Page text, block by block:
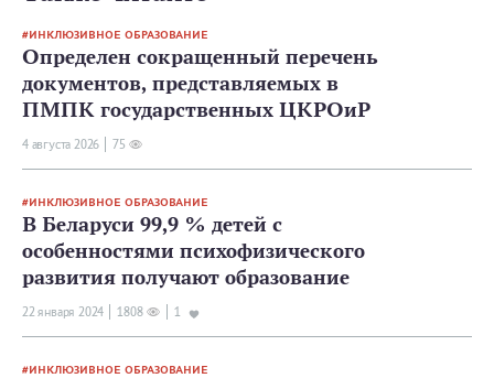
ИНКЛЮЗИВНОЕ ОБРАЗОВАНИЕ
Определен сокращенный перечень
документов, представляемых в
ПМПК государственных ЦКРОиР
4 августа 2026 75
ИНКЛЮЗИВНОЕ ОБРАЗОВАНИЕ
В Беларуси 99,9 % детей с
особенностями психофизического
развития получают образование
22 января 2024 1808 1
ИНКЛЮЗИВНОЕ ОБРАЗОВАНИЕ